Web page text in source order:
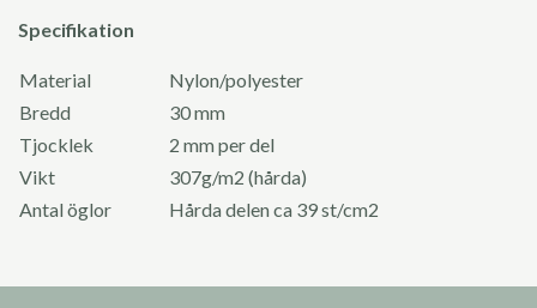
Specifikation
Material
Nylon/polyester
Bredd
30 mm
Tjocklek
2 mm per del
Vikt
307g/m2 (hårda)
Antal öglor
Hårda delen ca 39 st/cm2